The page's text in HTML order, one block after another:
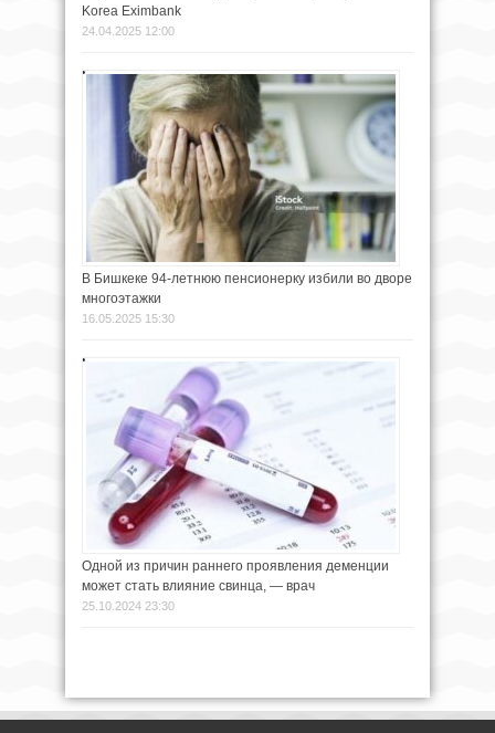
Korea Eximbank
24.04.2025 12:00
В Бишкеке 94-летнюю пенсионерку избили во дворе
многоэтажки
16.05.2025 15:30
Одной из причин раннего проявления деменции
может стать влияние свинца, — врач
25.10.2024 23:30